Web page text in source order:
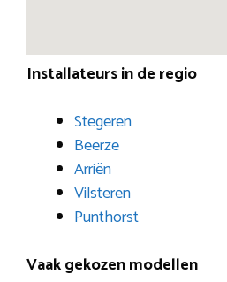
Installateurs in de regio
Stegeren
Beerze
Arriën
Vilsteren
Punthorst
Vaak gekozen modellen